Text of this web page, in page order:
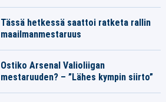
Tässä hetkessä saattoi ratketa rallin
maailmanmestaruus
Ostiko Arsenal Valioliigan
mestaruuden? – ”Lähes kympin siirto”